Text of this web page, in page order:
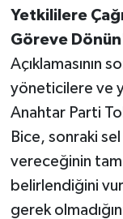
Yetkililere
Göreve
Açıklamasının
yöneticilere ve
Anahtar Parti
Bice, sonraki
vereceğinin tam
belirlendiğini
gerek